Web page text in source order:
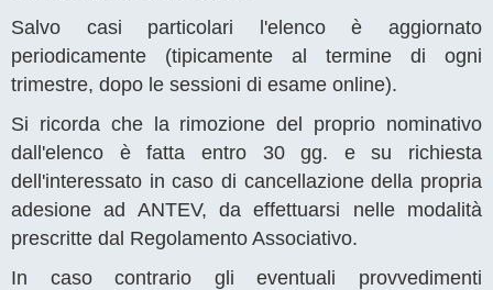
Salvo casi particolari l'elenco è aggiornato
periodicamente (tipicamente al termine di ogni
trimestre, dopo le sessioni di esame online).
Si ricorda che la rimozione del proprio nominativo
dall'elenco è fatta entro 30 gg. e su richiesta
dell'interessato in caso di cancellazione della propria
adesione ad ANTEV, da effettuarsi nelle modalità
prescritte dal Regolamento Associativo.
In caso contrario gli eventuali provvedimenti